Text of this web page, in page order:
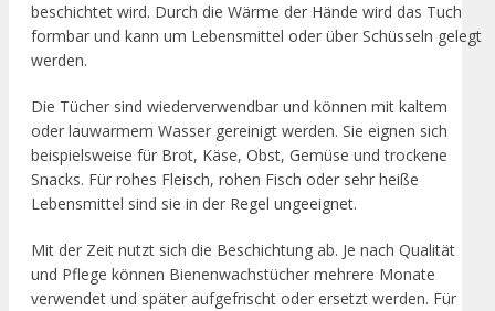
beschichtet wird. Durch die Wärme der Hände wird das Tuch
formbar und kann um Lebensmittel oder über Schüsseln gelegt
werden.
Die Tücher sind wiederverwendbar und können mit kaltem
oder lauwarmem Wasser gereinigt werden. Sie eignen sich
beispielsweise für Brot, Käse, Obst, Gemüse und trockene
Snacks. Für rohes Fleisch, rohen Fisch oder sehr heiße
Lebensmittel sind sie in der Regel ungeeignet.
Mit der Zeit nutzt sich die Beschichtung ab. Je nach Qualität
und Pflege können Bienenwachstücher mehrere Monate
verwendet und später aufgefrischt oder ersetzt werden. Für